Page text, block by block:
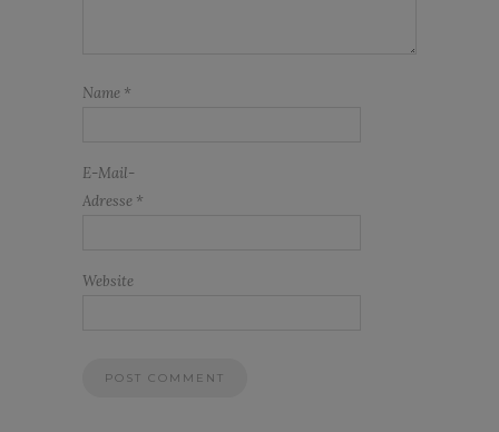
Name *
E-Mail-
Adresse *
Website